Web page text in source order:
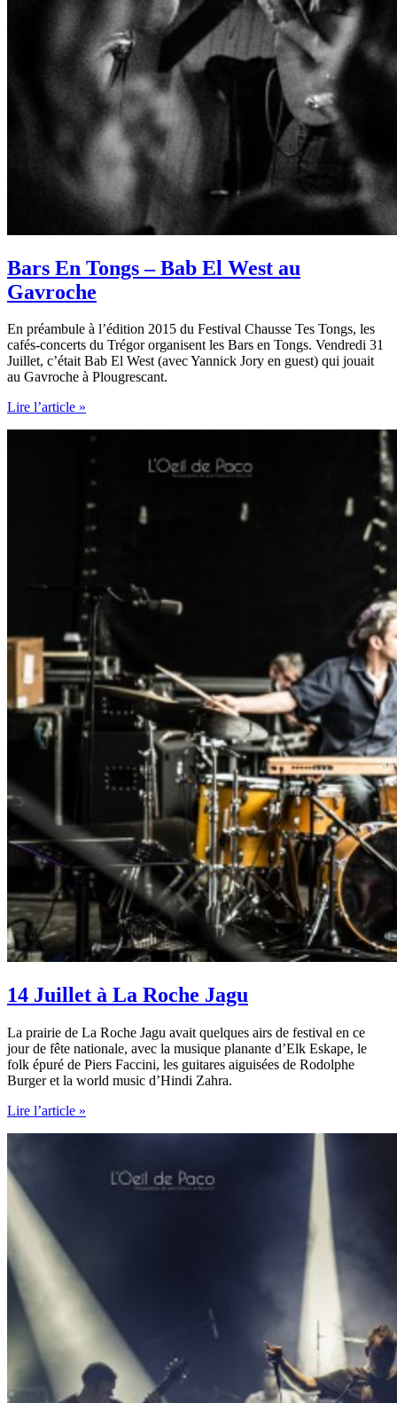
Bars En Tongs – Bab El West au
Gavroche
En préambule à l’édition 2015 du Festival Chausse Tes Tongs, les
cafés-concerts du Trégor organisent les Bars en Tongs. Vendredi 31
Juillet, c’était Bab El West (avec Yannick Jory en guest) qui jouait
au Gavroche à Plougrescant.
Bars
Lire l’article »
14 Juillet à La Roche Jagu
La prairie de La Roche Jagu avait quelques airs de festival en ce
jour de fête nationale, avec la musique planante d’Elk Eskape, le
folk épuré de Piers Faccini, les guitares aiguisées de Rodolphe
Burger et la world music d’Hindi Zahra.
14
Roche
Jagu
Lire l’article »